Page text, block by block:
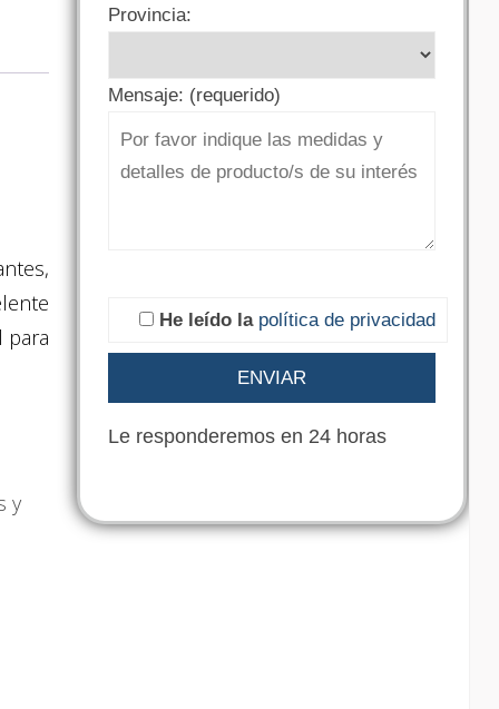
para
y
Provincia:
Mensaje: (requerido)
He leído la política de privacidad
Le responderemos en 24 horas